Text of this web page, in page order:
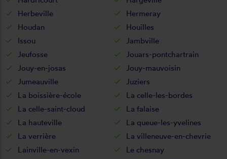
Herbeville
Hermeray
Houdan
Houilles
Issou
Jambville
Jeufosse
Jouars-pontchartrain
Jouy-en-josas
Jouy-mauvoisin
Jumeauville
Juziers
La boissière-école
La celle-les-bordes
La celle-saint-cloud
La falaise
La hauteville
La queue-les-yvelines
La verrière
La villeneuve-en-chevrie
Lainville-en-vexin
Le chesnay